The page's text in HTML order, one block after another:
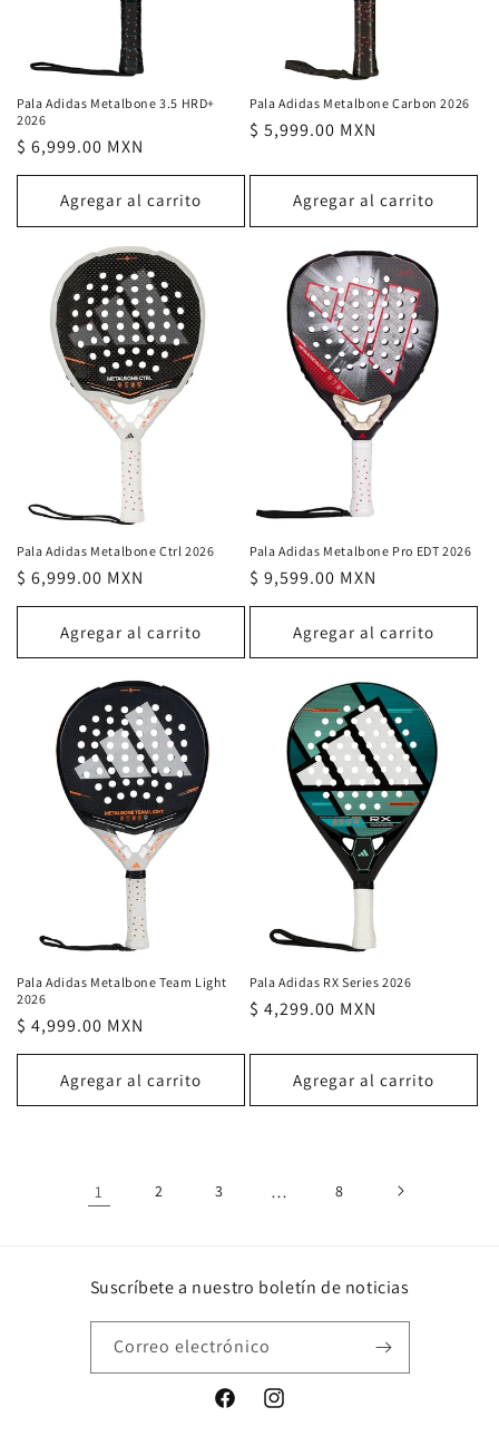
Pala Adidas Metalbone 3.5 HRD+
2026
Precio
habitual
$ 6,999.00 MXN
Agregar al carrito
Pala Adidas Metalbone Carbon 2026
Precio
$ 5,999.00 MXN
Agregar al carrito
Pala Adidas Metalbone Ctrl 2026
Precio
habitual
$ 6,999.00 MXN
Agregar al carrito
Pala Adidas Metalbone Pro EDT 2026
Precio
habitual
$ 9,599.00 MXN
Agregar al carrito
Pala Adidas Metalbone Team Light
2026
Precio
habitual
$ 4,999.00 MXN
Agregar al carrito
Pala Adidas RX Series 2026
Precio
$ 4,299.00 MXN
Agregar al carrito
1 2 3 … 8
Suscríbete a nuestro boletín de noticias
Correo electrónico
FacebookInstagram